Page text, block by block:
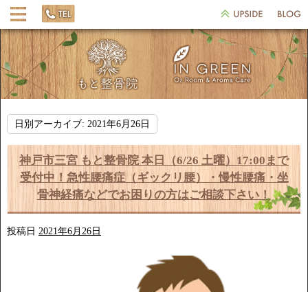
日別アーカイブ: 2021年6月26日
神戸市三宮 もと整骨院 本日（6/26 土曜）17:00まで
受付中！急性腰痛症（ギックリ腰）・慢性腰痛・坐
骨神経痛などでお困りの方はご相談下さい！
投稿日 2021年6月26日